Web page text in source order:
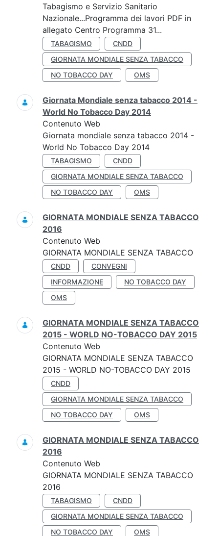
Tabagismo e Servizio Sanitario
Nazionale...Programma dei lavori PDF in
allegato Centro Programma 31...
TABAGISMO
CNDD
GIORNATA MONDIALE SENZA TABACCO
NO TOBACCO DAY
OMS
Giornata Mondiale senza tabacco 2014 -
World No Tobacco Day 2014
Contenuto Web
Giornata mondiale senza tabacco 2014 -
World No Tobacco Day 2014
TABAGISMO
CNDD
GIORNATA MONDIALE SENZA TABACCO
NO TOBACCO DAY
OMS
GIORNATA MONDIALE SENZA TABACCO
2016
Contenuto Web
GIORNATA MONDIALE SENZA TABACCO
CNDD
CONVEGNI
INFORMAZIONE
NO TOBACCO DAY
OMS
GIORNATA MONDIALE SENZA TABACCO
2015 - WORLD NO-TOBACCO DAY 2015
Contenuto Web
GIORNATA MONDIALE SENZA TABACCO
2015 - WORLD NO-TOBACCO DAY 2015
CNDD
GIORNATA MONDIALE SENZA TABACCO
NO TOBACCO DAY
OMS
GIORNATA MONDIALE SENZA TABACCO
2016
Contenuto Web
GIORNATA MONDIALE SENZA TABACCO
2016
TABAGISMO
CNDD
GIORNATA MONDIALE SENZA TABACCO
NO TOBACCO DAY
OMS